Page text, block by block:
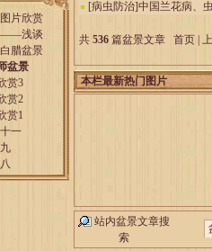
片欣赏
——浅谈
腊盆景
盆景
赏3
赏2
赏1
一
[病虫防治]中国兰花病、
共 536 篇盆景文章 首页 |
本栏最新热门图片
站内盆景文章搜
索